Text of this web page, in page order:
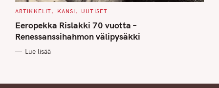
C
T
E
G
O
I
ARTIKKELIT KANSI UUTISET
Eeropekka Rislakki 70 vuotta –
Renessanssihahmon välipysäkki
Lue lisää